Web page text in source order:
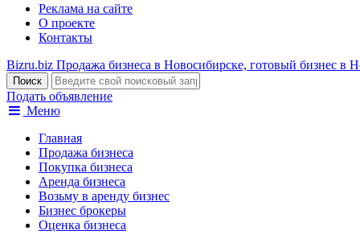
Реклама на сайте
О проекте
Контакты
Bizru.biz Продажа бизнеса в Новосибирске, готовый бизнес в
Подать объявление
Меню
Главная
Продажа бизнеса
Покупка бизнеса
Аренда бизнеса
Возьму в аренду бизнес
Бизнес брокеры
Оценка бизнеса